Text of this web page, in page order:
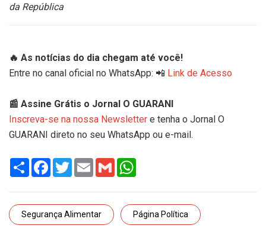
da República
🔥 As notícias do dia chegam até você!
Entre no canal oficial no WhatsApp: 📲 Link de Acesso
📰 Assine Grátis o Jornal O GUARANI
Inscreva-se na nossa Newsletter e tenha o Jornal O
GUARANI direto no seu WhatsApp ou e-mail.
Share Facebook
TwitterEmail Gmail
Segurança Alimentar Página Política